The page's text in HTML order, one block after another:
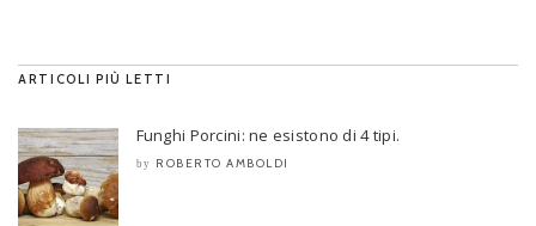
ARTICOLI PIÙ LETTI
Funghi Porcini: ne esistono di 4 tipi.
by ROBERTO AMBOLDI